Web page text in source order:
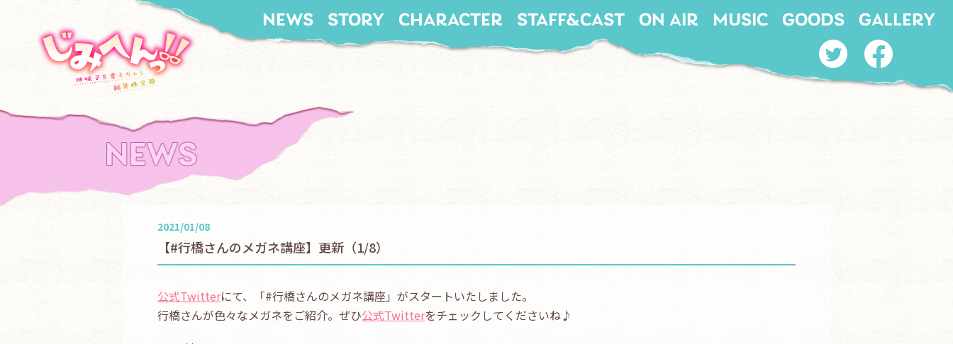
NEWS STORY CHARACTER STAFF&CAST ON AIR MUSIC GOODS GALLERY
2021/01/08
【#行橋さんのメガネ講座】更新（1/8）
公式Twitterにて、「#行橋さんのメガネ講座」がスタートいたしました。
行橋さんが色々なメガネをご紹介。ぜひ公式Twitterをチェックしてくださいね♪